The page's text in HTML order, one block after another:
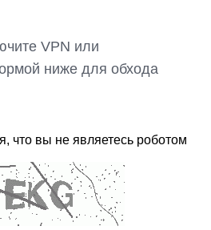
VPN или
ниже для обхода
что вы не являетесь роботом